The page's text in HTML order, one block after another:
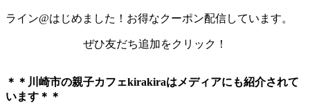
ライン@はじめました！お得なクーポン配信しています。
ぜひ友だち追加をクリック！
＊＊川崎市の親子カフェkirakiraは メディアにも紹介されて
います＊＊